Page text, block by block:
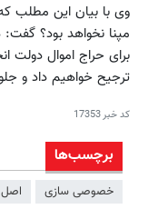
وی با بیان این مطلب
مپنا نخواهد بود؟
برای حراج اموال دولت
ترجیح خواهیم داد و
کد خبر17353
برچسب‌ها
خصوصی‌ سازی اصل ۴۴